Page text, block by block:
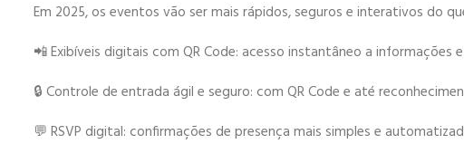
Em 2025, os eventos vão ser mais rápidos, seguros e interativos do
📲 Exibíveis digitais com QR Code: acesso instantâneo a
🔒 Controle de entrada ágil e seguro: com QR Code e até
💬 RSVP digital: confirmações de presença mais simples e